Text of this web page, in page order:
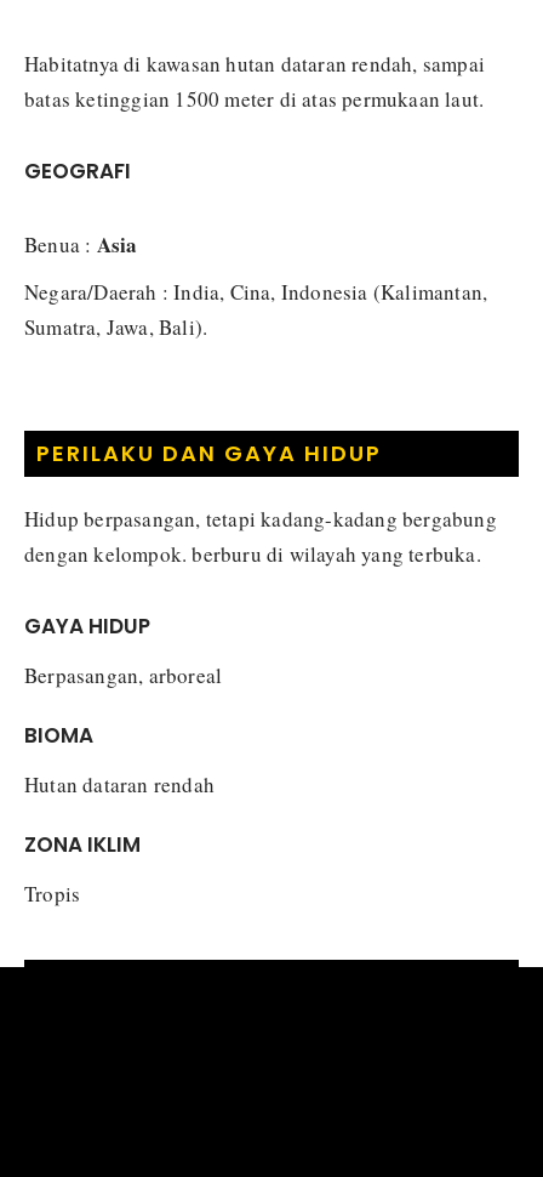
Habitatnya di kawasan hutan dataran rendah, sampai
batas ketinggian 1500 meter di atas permukaan laut.
GEOGRAFI
Benua : Asia
Negara/Daerah : India, Cina, Indonesia (Kalimantan,
Sumatra, Jawa, Bali).
PERILAKU DAN GAYA HIDUP
Hidup berpasangan, tetapi kadang-kadang bergabung
dengan kelompok. berburu di wilayah yang terbuka.
GAYA HIDUP
Berpasangan, arboreal
BIOMA
Hutan dataran rendah
ZONA IKLIM
Tropis